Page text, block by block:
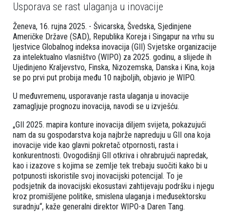
Usporava se rast ulaganja u inovacije
Ženeva, 16. rujna 2025. - Švicarska, Švedska, Sjedinjene
Američke Države (SAD), Republika Koreja i Singapur na vrhu su
ljestvice Globalnog indeksa inovacija (GII) Svjetske organizacije
za intelektualno vlasništvo (WIPO) za 2025. godinu, a slijede ih
Ujedinjeno Kraljevstvo, Finska, Nizozemska, Danska i Kina, koja
se po prvi put probija među 10 najboljih, objavio je WIPO.
U međuvremenu, usporavanje rasta ulaganja u inovacije
zamagljuje prognozu inovacija, navodi se u izvješću.
„GII 2025. mapira konture inovacija diljem svijeta, pokazujući
nam da su gospodarstva koja najbrže napreduju u GII ona koja
inovacije vide kao glavni pokretač otpornosti, rasta i
konkurentnosti. Ovogodišnji GII otkriva i ohrabrujući napredak,
kao i izazove s kojima se zemlje tek trebaju suočiti kako bi u
potpunosti iskoristile svoj inovacijski potencijal. To je
podsjetnik da inovacijski ekosustavi zahtijevaju podršku i njegu
kroz promišljene politike, smislena ulaganja i međusektorsku
suradnju“, kaže generalni direktor WIPO-a Daren Tang.